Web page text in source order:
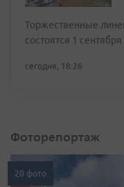
Торжественные
состоятся 1
сегодня, 18:26
Фоторепортаж
20 фото